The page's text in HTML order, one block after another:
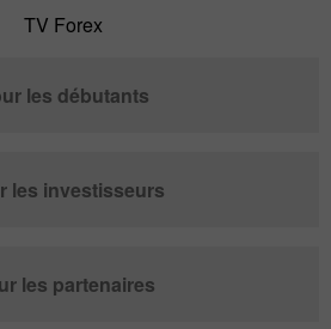
TV Forex
les débutants
les investisseurs
les partenaires